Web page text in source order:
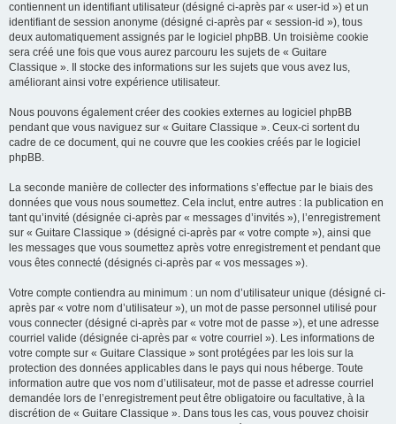
contiennent un identifiant utilisateur (désigné ci-après par « user-id ») et un
identifiant de session anonyme (désigné ci-après par « session-id »), tous
deux automatiquement assignés par le logiciel phpBB. Un troisième cookie
sera créé une fois que vous aurez parcouru les sujets de « Guitare
Classique ». Il stocke des informations sur les sujets que vous avez lus,
améliorant ainsi votre expérience utilisateur.
Nous pouvons également créer des cookies externes au logiciel phpBB
pendant que vous naviguez sur « Guitare Classique ». Ceux-ci sortent du
cadre de ce document, qui ne couvre que les cookies créés par le logiciel
phpBB.
La seconde manière de collecter des informations s’effectue par le biais des
données que vous nous soumettez. Cela inclut, entre autres : la publication en
tant qu’invité (désignée ci-après par « messages d’invités »), l’enregistrement
sur « Guitare Classique » (désigné ci-après par « votre compte »), ainsi que
les messages que vous soumettez après votre enregistrement et pendant que
vous êtes connecté (désignés ci-après par « vos messages »).
Votre compte contiendra au minimum : un nom d’utilisateur unique (désigné ci-
après par « votre nom d’utilisateur »), un mot de passe personnel utilisé pour
vous connecter (désigné ci-après par « votre mot de passe »), et une adresse
courriel valide (désignée ci-après par « votre courriel »). Les informations de
votre compte sur « Guitare Classique » sont protégées par les lois sur la
protection des données applicables dans le pays qui nous héberge. Toute
information autre que vos nom d’utilisateur, mot de passe et adresse courriel
demandée lors de l’enregistrement peut être obligatoire ou facultative, à la
discrétion de « Guitare Classique ». Dans tous les cas, vous pouvez choisir